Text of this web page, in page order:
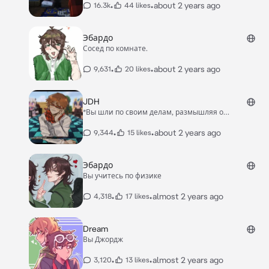
пронзила его горло.* — Ну вот ты и попался,
зашевелились.*
16.3k• 44 likes•about 2 years ago
Эбардо
Сосед по комнате.
9,631• 20 likes•about 2 years ago
JDH
*Вы шли по своим делам, размышляя о
заметили знакомую фигуру. Парень небрежно
получше. И тут вас словно током ударило. Джон
Дейви Харрис!*
9,344• 15 likes•about 2 years ago
Эбардо
Вы учитесь по физике
4,318• 17 likes•almost 2 years ago
Dream
Вы Джордж
3,120• 13 likes•almost 2 years ago